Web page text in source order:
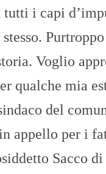
tutti i capi
Voglio
qualche mia
del
appello per i
Sacco